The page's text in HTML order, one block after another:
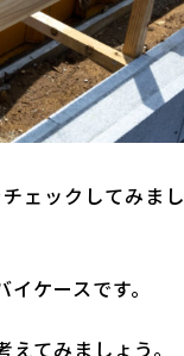
ェックしてみまし
ケースです。
てみましょう。